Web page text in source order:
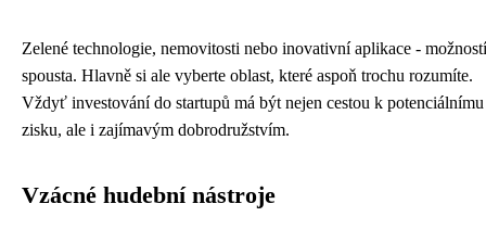
Zelené technologie, nemovitosti nebo inovativní aplikace -
spousta. Hlavně si ale vyberte oblast, které aspoň trochu rozumíte.
Vždyť investování do startupů má být nejen cestou k potenciálnímu
zisku, ale i zajímavým dobrodružstvím.
Vzácné hudební nástroje